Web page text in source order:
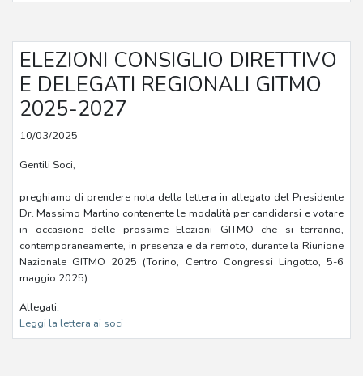
ELEZIONI CONSIGLIO DIRETTIVO
E DELEGATI REGIONALI GITMO
2025-2027
10/03/2025
Gentili Soci,
preghiamo di prendere nota della lettera in allegato del Presidente
Dr. Massimo Martino contenente le modalità per candidarsi e votare
in occasione delle prossime Elezioni GITMO che si terranno,
contemporaneamente, in presenza e da remoto, durante la Riunione
Nazionale GITMO 2025 (Torino, Centro Congressi Lingotto, 5-6
maggio 2025).
Allegati:
Leggi la lettera ai soci